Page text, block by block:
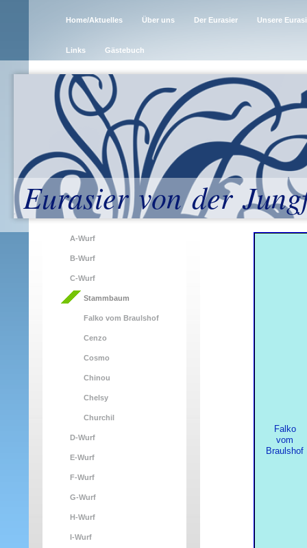
Home/Aktuelles Über uns Der Eurasier Unsere
Links Gästebuch
Eurasier von der
A-Wurf
B-Wurf
C-Wurf
Stammbaum
Falko vom Braulshof
Cenzo
Cosmo
Chinou
Chelsy
Churchil
D-Wurf
E-Wurf
F-Wurf
G-Wurf
H-Wurf
I-Wurf
Falko
vom
Braulshof